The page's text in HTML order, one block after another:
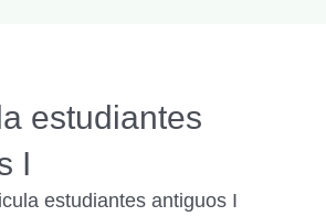
estudiantes
I
estudiantes antiguos I